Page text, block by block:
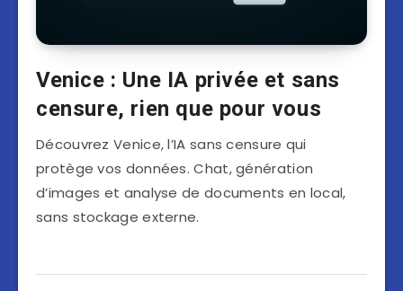
Venice : Une IA privée et sans
censure, rien que pour vous
Découvrez Venice, l’IA sans censure qui
protège vos données. Chat, génération
d’images et analyse de documents en local,
sans stockage externe.